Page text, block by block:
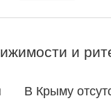
и
В Крыму